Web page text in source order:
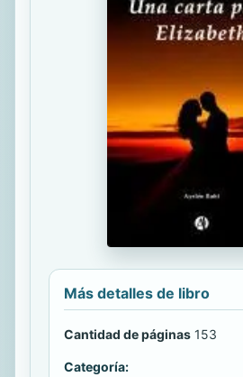
Más detalles de libro
Cantidad de páginas 153
Categoría: